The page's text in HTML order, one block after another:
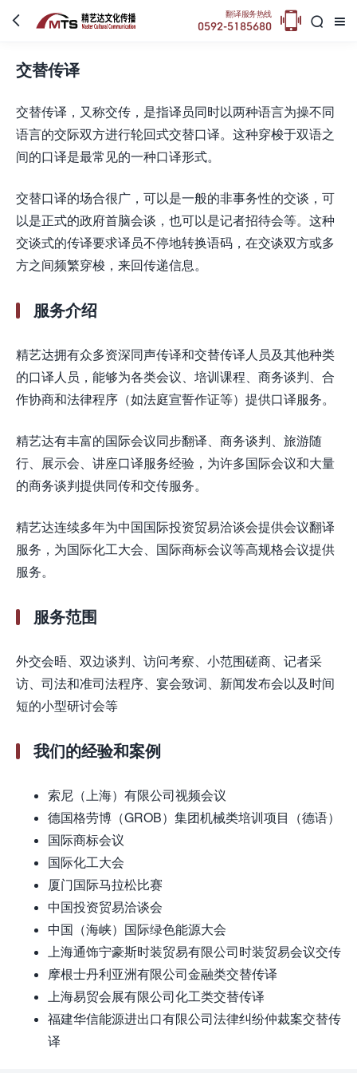
 

翻译服务热线
0592-5185680 
交替传译
交替传译，又称交传，是指译员同时以两种语言为操不同
语言的交际双方进行轮回式交替口译。这种穿梭于双语之
间的口译是最常见的一种口译形式。
交替口译的场合很广，可以是一般的非事务性的交谈，可
以是正式的政府首脑会谈，也可以是记者招待会等。这种
交谈式的传译要求译员不停地转换语码，在交谈双方或多
方之间频繁穿梭，来回传递信息。
服务介绍
精艺达拥有众多资深同声传译和交替传译人员及其他种类
的口译人员，能够为各类会议、培训课程、商务谈判、合
作协商和法律程序（如法庭宣誓作证等）提供口译服务。
精艺达有丰富的国际会议同步翻译、商务谈判、旅游随
行、展示会、讲座口译服务经验，为许多国际会议和大量
的商务谈判提供同传和交传服务。
精艺达连续多年为中国国际投资贸易洽谈会提供会议翻译
服务，为国际化工大会、国际商标会议等高规格会议提供
服务。
服务范围
外交会晤、双边谈判、访问考察、小范围磋商、记者采
访、司法和准司法程序、宴会致词、新闻发布会以及时间
短的小型研讨会等
我们的经验和案例
索尼（上海）有限公司视频会议
德国格劳博（GROB）集团机械类培训项目（德语）
国际商标会议
国际化工大会
厦门国际马拉松比赛
中国投资贸易洽谈会
中国（海峡）国际绿色能源大会
上海通饰宁豪斯时装贸易有限公司时装贸易会议交传
摩根士丹利亚洲有限公司金融类交替传译
上海易贸会展有限公司化工类交替传译
福建华信能源进出口有限公司法律纠纷仲裁案交替传
译